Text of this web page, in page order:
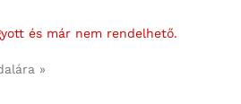
és már nem rendelhető.
»